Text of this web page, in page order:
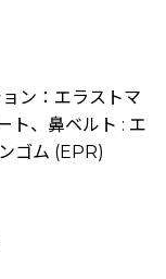
ン：エラストマ
ト、鼻ベルト : エ
ゴム (EPR)